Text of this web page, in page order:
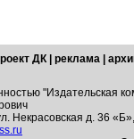
ДК реклама
"Издательская
Некрасовская д. 36